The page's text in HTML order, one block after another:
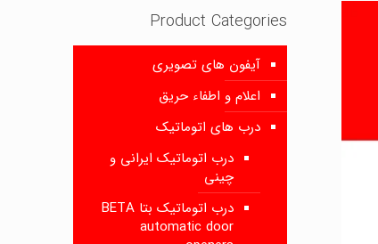
Product Categories
آیفون های تصویری
اعلام و اطفاء حریق
درب های اتوماتیک
درب اتوماتیک ایرانی و
چینی
درب اتوماتیک بتا BETA
automatic door